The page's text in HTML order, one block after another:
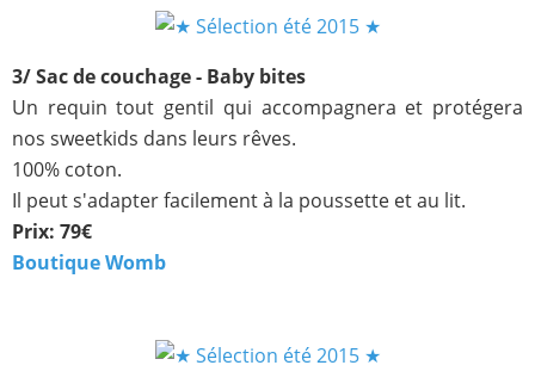
3/ Sac de couchage - Baby bites
Un requin tout gentil qui accompagnera et protégera
nos sweetkids dans leurs rêves.
100% coton.
Il peut s'adapter facilement à la poussette et au lit.
Prix: 79€
Boutique Womb